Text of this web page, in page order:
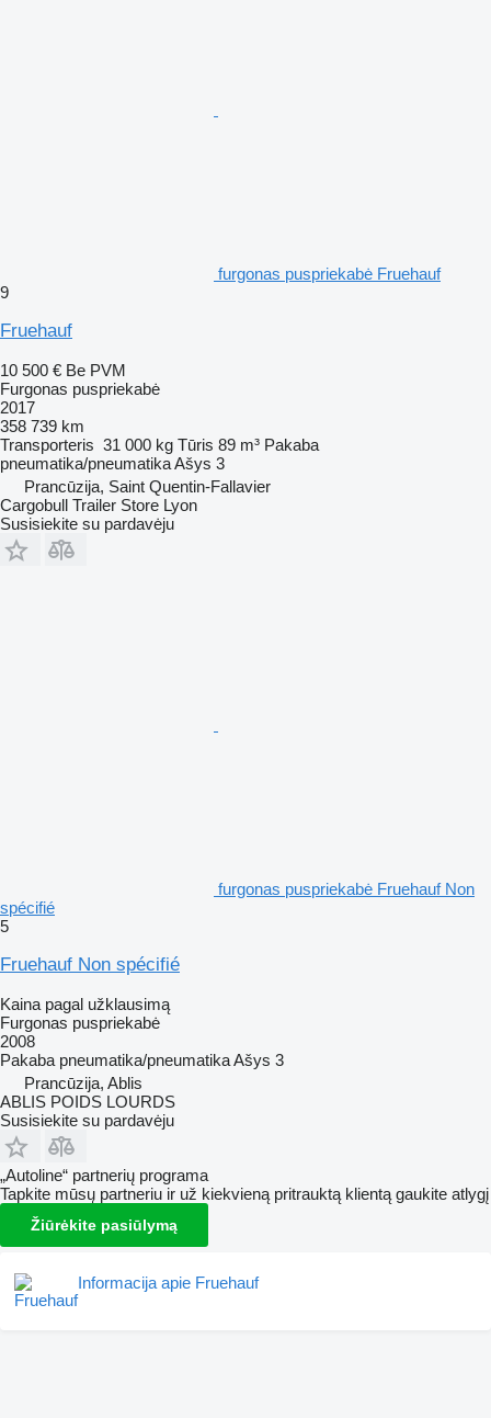
furgonas puspriekabė Fruehauf
9
Fruehauf
10 500 € Be PVM
Furgonas puspriekabė
2017
358 739 km
Transporteris 31 000 kg Tūris 89 m³ Pakaba
pneumatika/pneumatikaAšys 3
Prancūzija, Saint Quentin-Fallavier
Cargobull Trailer Store Lyon
Susisiekite su pardavėju
furgonas puspriekabė Fruehauf Non
spécifié
5
Fruehauf Non spécifié
Kaina pagal užklausimą
Furgonas puspriekabė
2008
Pakaba pneumatika/pneumatikaAšys 3
Prancūzija, Ablis
ABLIS POIDS LOURDS
Susisiekite su pardavėju
„Autoline“ partnerių programa
Tapkite mūsų partneriu ir už kiekvieną pritrauktą klientą gaukite atlygį
Žiūrėkite pasiūlymą
Informacija apie Fruehauf